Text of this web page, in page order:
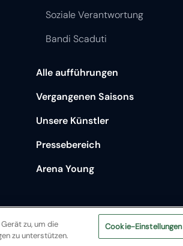
Bandi Scaduti
Alle aufführungen
Vergangenen Saisons
Unsere Künstler
Pressebereich
Arena Young
zu, um die
zu unterstützen.
Cookie-Einstellungen